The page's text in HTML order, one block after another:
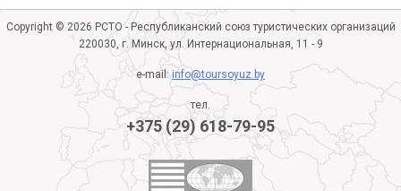
Copyright © 2026 РСТО - Республиканский союз туристических организаций
220030, г. Минск, ул. Интернациональная, 11 - 9
e-mail:info@toursoyuz.by
тел.
+375 (29) 618-79-95